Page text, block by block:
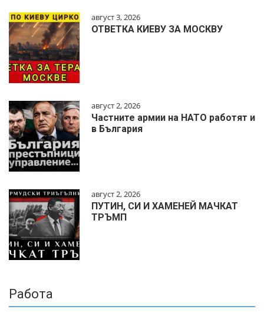
август 3, 2026
ОТВЕТКА КИЕВУ ЗА МОСКВУ
август 2, 2026
Частните армии на НАТО работят и
в България
август 2, 2026
ПУТИН, СИ И ХАМЕНЕЙ МАЧКАТ
ТРЪМП
Работа